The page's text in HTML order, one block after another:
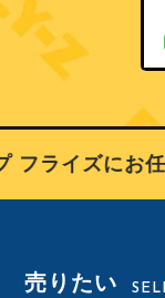
イズにお任
売りたい